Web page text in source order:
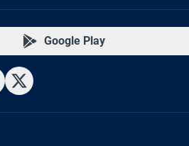
Google Play